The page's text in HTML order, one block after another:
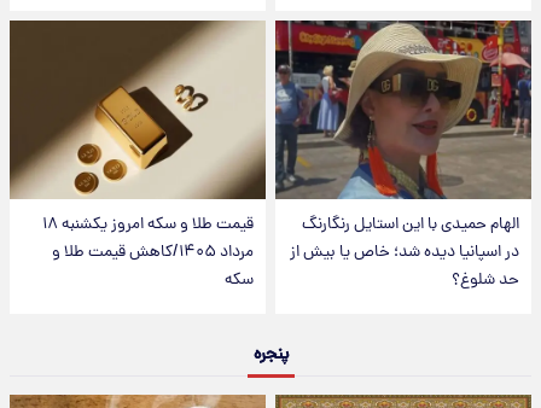
الهام حمیدی با این استایل رنگارنگ
در اسپانیا دیده شد؛ خاص یا بیش از
حد شلوغ؟
قیمت طلا و سکه امروز یکشنبه ۱۸
مرداد ۱۴۰۵/کاهش قیمت طلا و
سکه
پنجره